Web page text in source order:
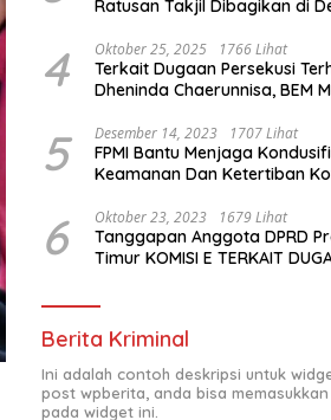
Ratusan Takjil Dibagikan di
4 Oktober 25, 2025 1766 Lihat
Terkait Dugaan Persekusi
Dheninda Chaerunnisa, BEM
5 Desember 14, 2023 1707 Lihat
FPMI Bantu Menjaga
Keamanan Dan Ketertiban
6 Oktober 23, 2023 1679 Lihat
Tanggapan Anggota DPRD
Timur KOMISI E TERKAIT
Berita Kriminal
Ini adalah contoh deskripsi untuk
post wpberita, anda bisa
pada widget ini.